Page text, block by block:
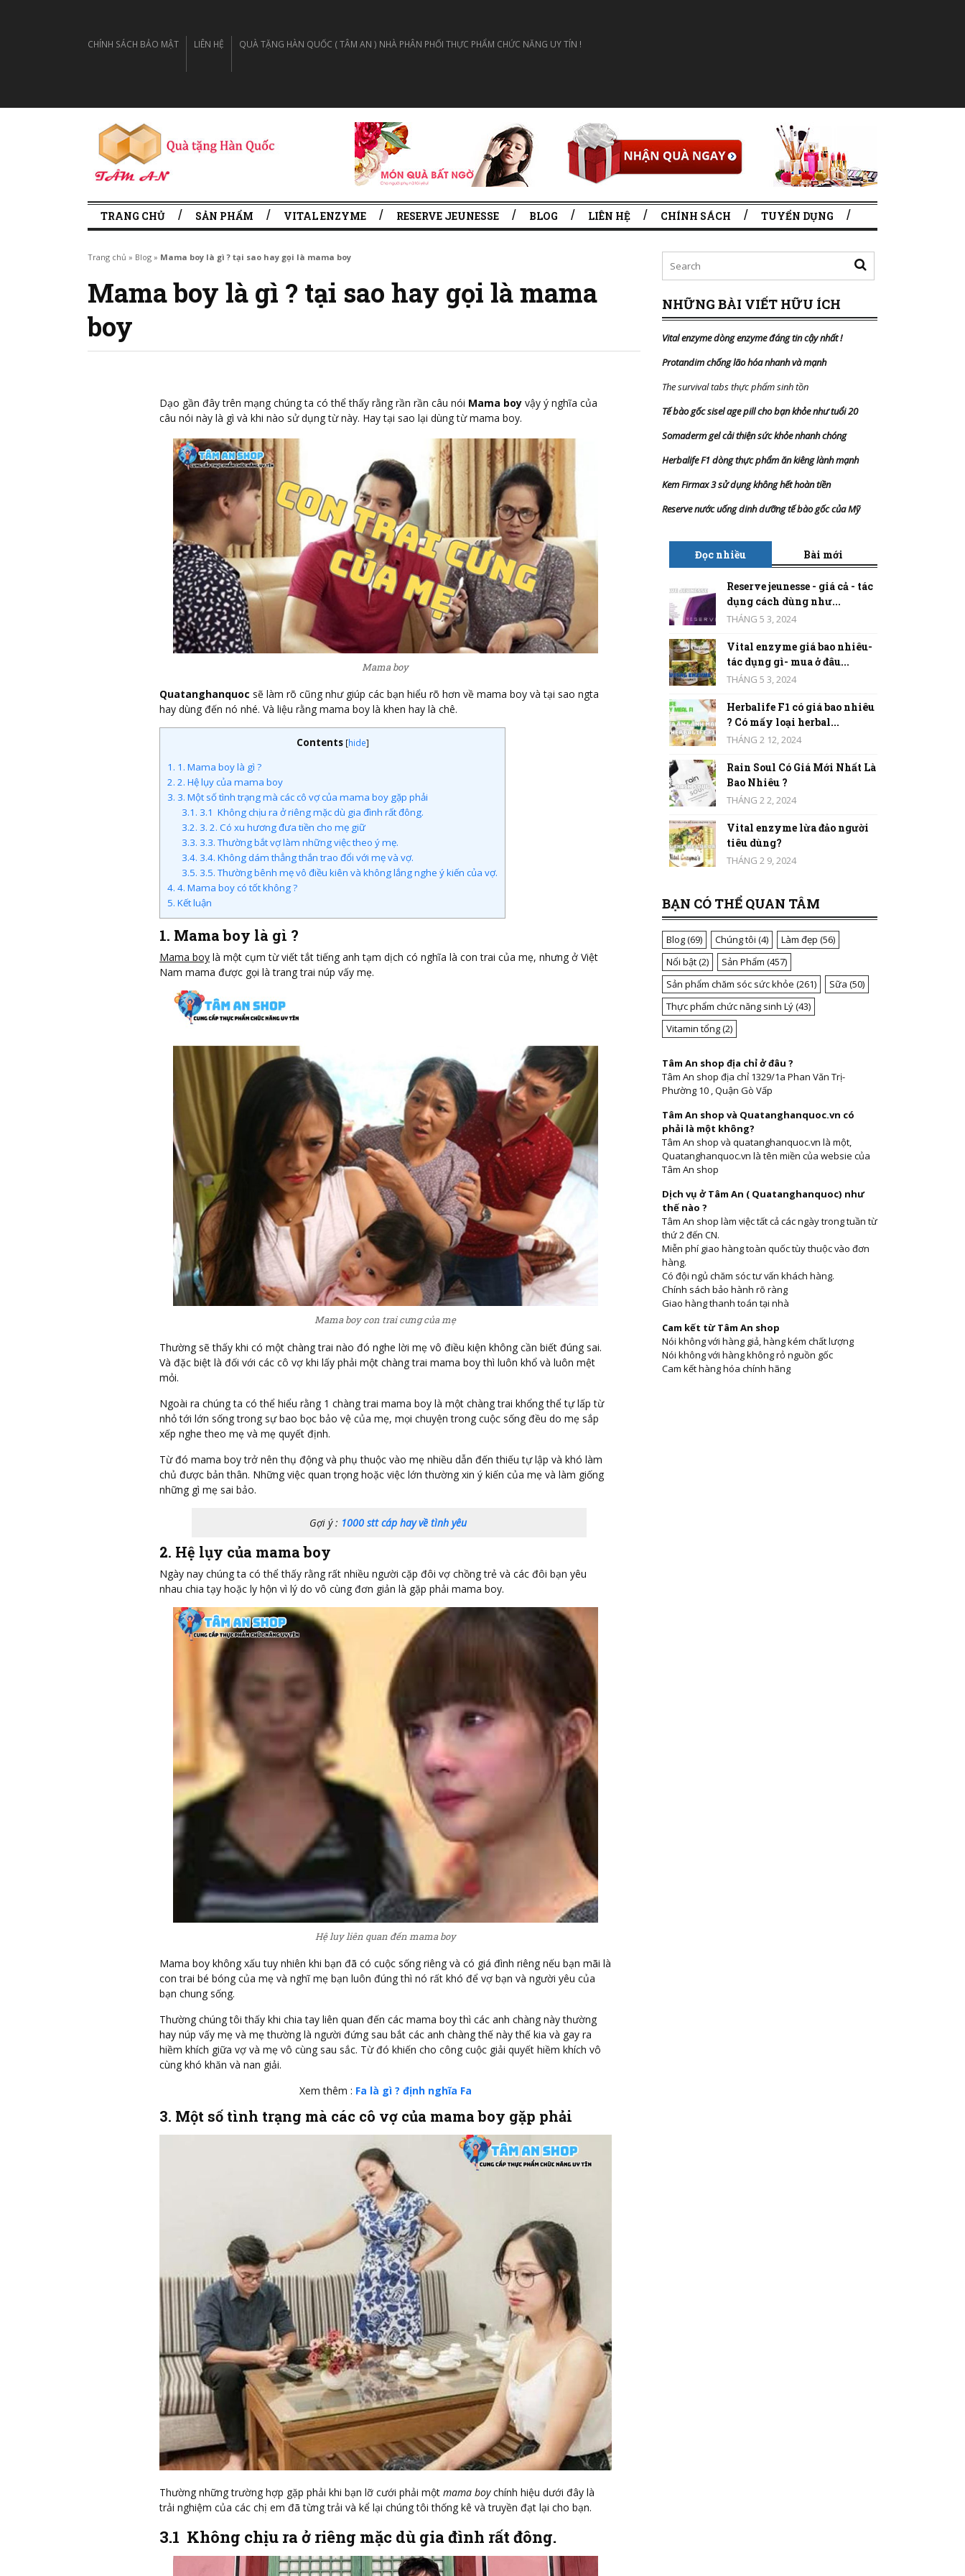
CHÍNH SÁCH BẢO MẬT LIÊN HỆ QUÀ TẶNG HÀN QUỐC ( TÂM AN ) NHÀ PHÂN PHỐI THỰC PHẨM CHỨC NĂNG UY TÍN !
TRANG CHỦ SẢN PHẨM VITAL ENZYME RESERVE JEUNESSE BLOG LIÊN HỆ CHÍNH SÁCH TUYỂN DỤNG
Trang chủ » Blog » Mama boy là gì ? tại sao hay gọi là mama boy
Mama boy là gì ? tại sao hay gọi là mama
boy
Dạo gần đây trên mạng chúng ta có thể thấy rằng rần rần câu nói Mama boy vậy ý nghĩa của
câu nói này là gì và khi nào sử dụng từ này. Hay tại sao lại dùng từ mama boy.
Mama boy
Quatanghanquoc sẽ làm rõ cũng như giúp các bạn hiểu rõ hơn về mama boy và tại sao ngta
hay dùng đến nó nhé. Và liệu rằng mama boy là khen hay là chê.
Contents [hide]
1. 1. Mama boy là gì ?
2. 2. Hệ lụy của mama boy
3. 3. Một số tình trạng mà các cô vợ của mama boy gặp phải
3.1. 3.1 Không chịu ra ở riêng mặc dù gia đình rất đông.
3.2. 3. 2. Có xu hương đưa tiền cho mẹ giữ
3.3. 3.3. Thường bắt vợ làm những việc theo ý mẹ.
3.4. 3.4. Không dám thẳng thắn trao đổi với mẹ và vợ.
3.5. 3.5. Thường bênh mẹ vô điều kiên và không lắng nghe ý kiến của vợ.
4. 4. Mama boy có tốt không ?
5. Kết luận
1. Mama boy là gì ?
Mama boy là một cụm từ viết tắt tiếng anh tạm dịch có nghĩa là con trai của mẹ, nhưng ở Việt
Nam mama được gọi là trang trai núp vấy mẹ.
Mama boy con trai cưng của mẹ
Thường sẽ thấy khi có một chàng trai nào đó nghe lời mẹ vô điều kiện không cần biết đúng sai.
Và đặc biệt là đối với các cô vợ khi lấy phải một chàng trai mama boy thì luôn khổ và luôn mệt
mỏi.
Ngoài ra chúng ta có thể hiểu rằng 1 chàng trai mama boy là một chàng trai khổng thể tự lấp từ
nhỏ tới lớn sống trong sự bao bọc bảo vệ của mẹ, mọi chuyện trong cuộc sống đều do mẹ sắp
xếp nghe theo mẹ và mẹ quyết định.
Từ đó mama boy trở nên thụ động và phụ thuộc vào mẹ nhiều dẫn đến thiếu tự lập và khó làm
chủ được bản thân. Những việc quan trọng hoặc việc lớn thường xin ý kiến của mẹ và làm giống
những gì mẹ sai bảo.
Gợi ý : 1000 stt cáp hay về tình yêu
2. Hệ lụy của mama boy
Ngày nay chúng ta có thể thấy rằng rất nhiều người cặp đôi vợ chồng trẻ và các đôi bạn yêu
nhau chia tạy hoặc ly hộn vì lý do vô cùng đơn giản là gặp phải mama boy.
Hệ luy liên quan đến mama boy
Mama boy không xấu tuy nhiên khi bạn đã có cuộc sống riêng và có giá đình riêng nếu bạn mãi là
con trai bé bóng của mẹ và nghĩ mẹ bạn luôn đúng thì nó rất khó để vợ bạn và người yêu của
bạn chung sống.
Thường chúng tôi thấy khi chia tay liên quan đến các mama boy thì các anh chàng này thường
hay núp vấy mẹ và mẹ thường là người đứng sau bắt các anh chàng thế này thế kia và gay ra
hiềm khích giữa vợ và mẹ vô cùng sau sắc. Từ đó khiến cho công cuộc giải quyết hiềm khích vô
cùng khó khăn và nan giải.
Xem thêm : Fa là gì ? định nghĩa Fa
3. Một số tình trạng mà các cô vợ của mama boy gặp phải
Thường những trường hợp gặp phải khi bạn lỡ cưới phải một mama boychính hiệu dưới đây là
trải nghiệm của các chị em đã từng trải và kể lại chúng tôi thống kê và truyền đạt lại cho bạn.
3.1 Không chịu ra ở riêng mặc dù gia đình rất đông.
NHỮNG BÀI VIẾT HỮU ÍCH
Vital enzyme dòng enzyme đáng tin cậy nhất!
Protandim chống lão hóa nhanh và mạnh
The survival tabs thực phẩm sinh tồn
Tế bào gốc sisel age pill cho bạn khỏe như tuổi 20
Somaderm gel cải thiện sức khỏe nhanh chóng
Herbalife F1 dòng thực phẩm ăn kiêng lành mạnh
Kem Firmax 3 sử dụng không hết hoàn tiền
Reserve nước uống dinh dưỡng tế bào gốc của Mỹ
Đọc nhiều Bài mới
Reserve jeunesse - giá cả - tác
dụng cách dùng như...
THÁNG 5 3, 2024
Vital enzyme giá bao nhiêu-
tác dụng gì- mua ở đâu...
THÁNG 5 3, 2024
Herbalife F1 có giá bao nhiêu
? Có mấy loại herbal...
THÁNG 2 12, 2024
Rain Soul Có Giá Mới Nhất Là
Bao Nhiêu ?
THÁNG 2 2, 2024
Vital enzyme lừa đảo người
tiêu dùng?
THÁNG 2 9, 2024
BẠN CÓ THỂ QUAN TÂM
Blog(69) Chúng tôi (4) Làm đẹp (56)
Nổi bật(2) Sản Phẩm (457)
Sản phẩm chăm sóc sức khỏe (261) Sữa (50)
Thực phẩm chức năng sinh Lý(43)
Vitamin tổng(2)
Tâm An shop địa chỉ ở đâu ?
Tâm An shop địa chỉ 1329/1a Phan Văn Trị-
Phường 10 , Quận Gò Vấp
Tâm An shop và Quatanghanquoc.vn có
phải là một không?
Tâm An shop và quatanghanquoc.vn là một,
Quatanghanquoc.vn là tên miền của websie của
Tâm An shop
Dịch vụ ở Tâm An ( Quatanghanquoc) như
thế nào ?
Tâm An shop làm việc tất cả các ngày trong tuần từ
thứ 2 đến CN.
Miễn phí giao hàng toàn quốc tùy thuộc vào đơn
hàng.
Có đội ngủ chăm sóc tư vấn khách hàng.
Chính sách bảo hành rõ ràng
Giao hàng thanh toán tại nhà
Cam kết từ Tâm An shop
Nói không với hàng giả, hàng kém chất lượng
Nói không với hàng không rỏ nguồn gốc
Cam kết hàng hóa chính hãng